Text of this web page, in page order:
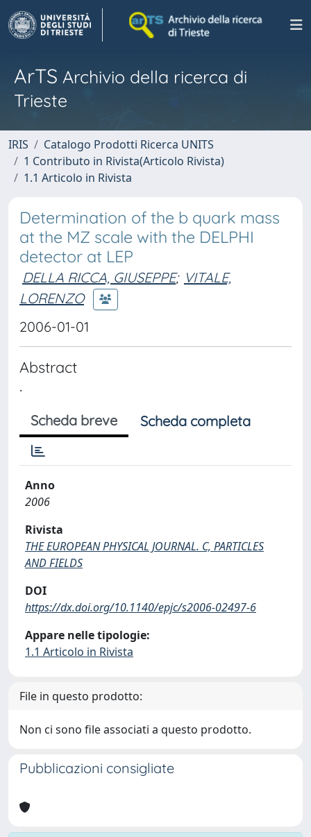
ArTS Archivio della ricerca di
Trieste
IRIS
Catalogo Prodotti Ricerca UNITS
1 Contributo in Rivista(Articolo Rivista)
1.1 Articolo in Rivista
Determination of the b quark mass
at the MZ scale with the DELPHI
detector at LEP
DELLA RICCA, GIUSEPPE; VITALE,
LORENZO
2006-01-01
Abstract
.
Scheda breve Scheda completa
Anno
2006
Rivista
THE EUROPEAN PHYSICAL JOURNAL. C, PARTICLES
AND FIELDS
DOI
https://dx.doi.org/10.1140/epjc/s2006-02497-6
Appare nelle tipologie:
1.1 Articolo in Rivista
File in questo prodotto:
Non ci sono file associati a questo prodotto.
Pubblicazioni consigliate